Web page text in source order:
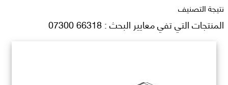
نتيجة التصنيف
المنتجات التي تفي معايير البحث : 66318 07300